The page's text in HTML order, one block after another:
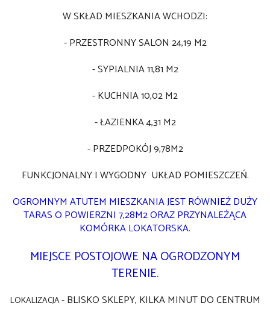
W SKŁAD MIESZKANIA WCHODZI:
- PRZESTRONNY SALON 24,19 M2
- SYPIALNIA 11,81 M2
- KUCHNIA 10,02 M2
- ŁAZIENKA 4,31 M2
- PRZEDPOKÓJ 9,78M2
FUNKCJONALNY I WYGODNY UKŁAD POMIESZCZEŃ.
OGROMNYM ATUTEM MIESZKANIA JEST RÓWNIEŻ DUŻY
TARAS O POWIERZNI 7,28M2 ORAZ PRZYNALEŻĄCA
KOMÓRKA LOKATORSKA.
MIEJSCE POSTOJOWE NA OGRODZONYM
TERENIE.
LOKALIZACJA- BLISKO SKLEPY, KILKA MINUT DO CENTRUM